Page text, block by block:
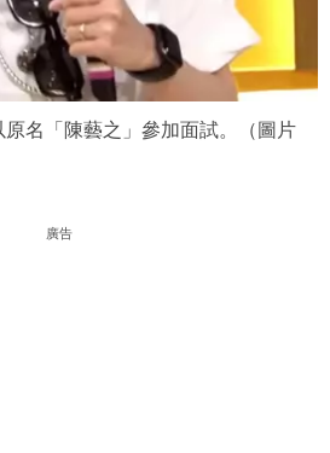
名「陳藝之」參加面試。（圖片
廣告